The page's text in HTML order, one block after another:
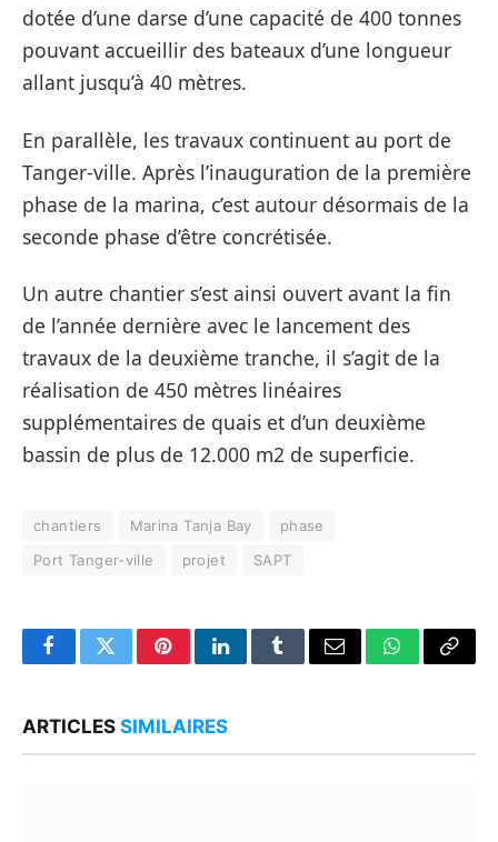
dotée d’une darse d’une capacité de 400 tonnes
pouvant accueillir des bateaux d’une longueur
allant jusqu’à 40 mètres.
En parallèle, les travaux continuent au port de
Tanger-ville. Après l’inauguration de la première
phase de la marina, c’est autour désormais de la
seconde phase d’être concrétisée.
Un autre chantier s’est ainsi ouvert avant la fin
de l’année dernière avec le lancement des
travaux de la deuxième tranche, il s’agit de la
réalisation de 450 mètres linéaires
supplémentaires de quais et d’un deuxième
bassin de plus de 12.000 m2 de superficie.
chantiers Marina Tanja Bay
phase
Port Tanger-ville
projet SAPT
FacebookTwitterPinterestLinkedInTumblrEmail WhatsApp
Copy
ARTICLES SIMILAIRES